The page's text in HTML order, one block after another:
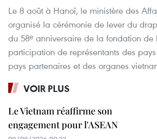
Le 8 août à Hanoï, le ministère des
organisé la cérémonie de lever du
du 58ᵉ anniversaire de la fondation de
participation de représentants des
pays partenaires et des organes
VOIR PLUS
Le Vietnam réaffirme son
engagement pour l'ASEAN